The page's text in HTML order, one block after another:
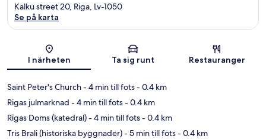
Karta
Kalku street 20, Riga, Lv-1050
Se på karta
I närheten Ta sig runt Restauranger
Saint Peter's Church- 4 min till fots- 0.4 km
Rigas julmarknad - 4 min till fots- 0.4 km
Rīgas Doms (katedral)- 4 min till fots- 0.4 km
Tris Brali (historiska byggnader)- 5 min till fots- 0.4 km